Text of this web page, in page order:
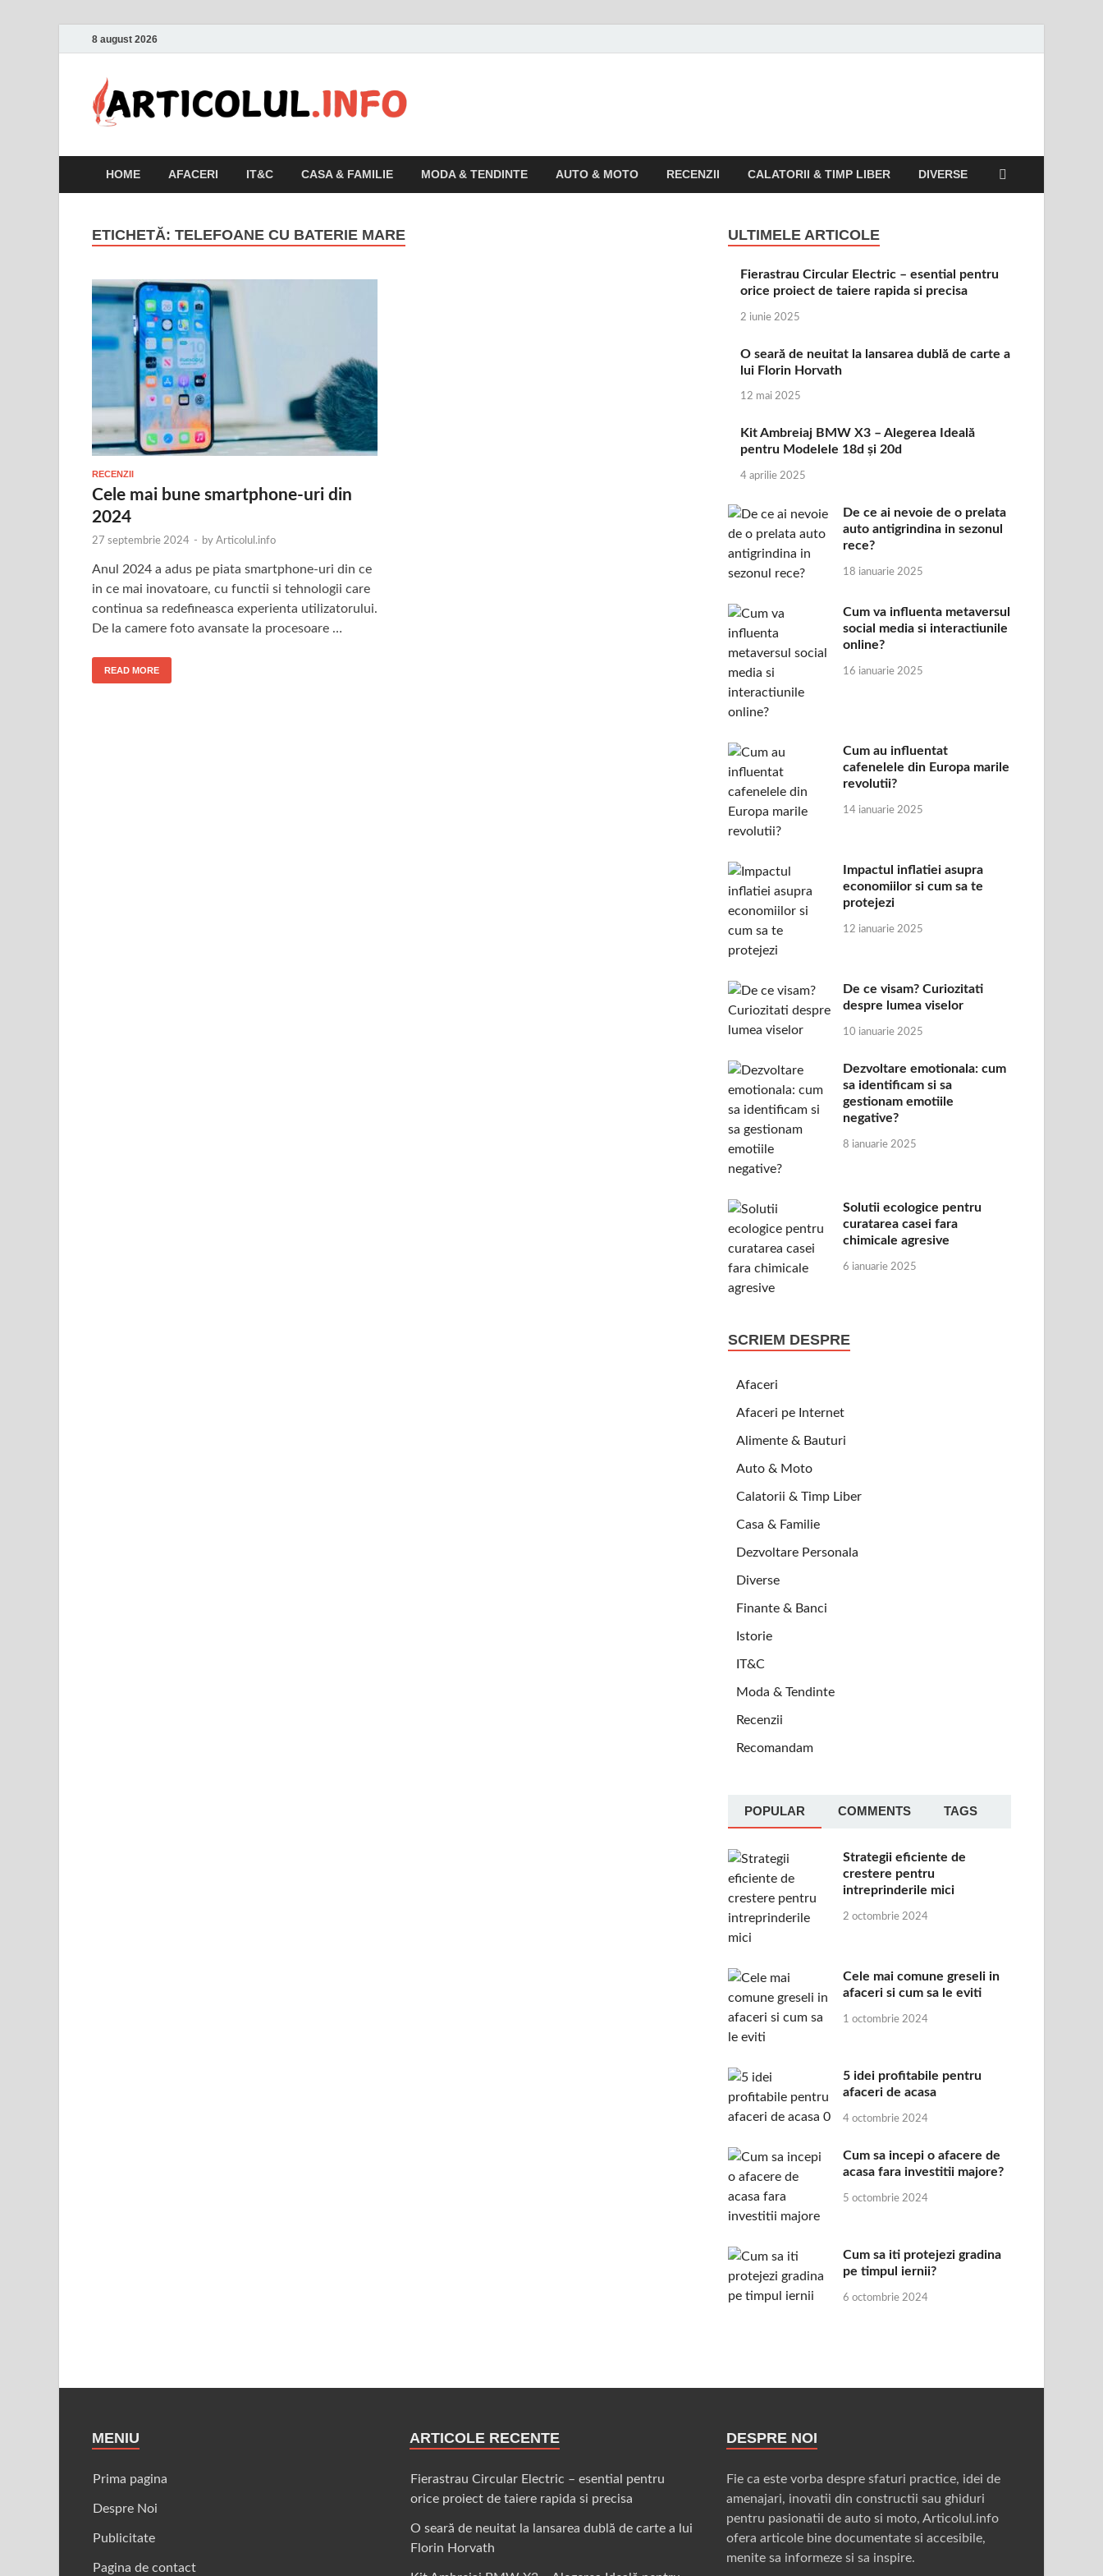
8 august 2026
HOME AFACERI IT&C CASA & FAMILIE MODA & TENDINTE AUTO & MOTO RECENZII CALATORII & TIMP LIBER DIVERSE
ETICHETĂ: TELEFOANE CU BATERIE MARE
RECENZII
Cele mai bune smartphone-uri din
2024
27 septembrie 2024 - by Articolul.info
Anul 2024 a adus pe piata smartphone-uri din ce
in ce mai inovatoare, cu functii si tehnologii care
continua sa redefineasca experienta utilizatorului.
De la camere foto avansate la procesoare …
READ MORE
ULTIMELE ARTICOLE
Fierastrau Circular Electric – esential pentru
orice proiect de taiere rapida si precisa
2 iunie 2025
O seară de neuitat la lansarea dublă de carte a
lui Florin Horvath
12 mai 2025
Kit Ambreiaj BMW X3 – Alegerea Ideală
pentru Modelele 18d și 20d
4 aprilie 2025
De ce ai nevoie de o prelata
auto antigrindina in sezonul
rece?
18 ianuarie 2025
Cum va influenta metaversul
social media si interactiunile
online?
16 ianuarie 2025
Cum au influentat
cafenelele din Europa marile
revolutii?
14 ianuarie 2025
Impactul inflatiei asupra
economiilor si cum sa te
protejezi
12 ianuarie 2025
De ce visam? Curiozitati
despre lumea viselor
10 ianuarie 2025
Dezvoltare emotionala: cum
sa identificam si sa
gestionam emotiile
negative?
8 ianuarie 2025
Solutii ecologice pentru
curatarea casei fara
chimicale agresive
6 ianuarie 2025
SCRIEM DESPRE
Afaceri
Afaceri pe Internet
Alimente & Bauturi
Auto & Moto
Calatorii & Timp Liber
Casa & Familie
Dezvoltare Personala
Diverse
Finante & Banci
Istorie
IT&C
Moda & Tendinte
Recenzii
Recomandam
POPULAR COMMENTS TAGS
Strategii eficiente de
crestere pentru
intreprinderile mici
2 octombrie 2024
Cele mai comune greseli in
afaceri si cum sa le eviti
1 octombrie 2024
5 idei profitabile pentru
afaceri de acasa
4 octombrie 2024
Cum sa incepi o afacere de
acasa fara investitii majore?
5 octombrie 2024
Cum sa iti protejezi gradina
pe timpul iernii?
6 octombrie 2024
MENIU
Prima pagina
Despre Noi
Publicitate
Pagina de contact
ARTICOLE RECENTE
Fierastrau Circular Electric – esential pentru
orice proiect de taiere rapida si precisa
O seară de neuitat la lansarea dublă de carte a lui
Florin Horvath
DESPRE NOI
Fie ca este vorba despre sfaturi practice, idei de
amenajari, inovatii din constructii sau ghiduri
pentru pasionatii de auto si moto, Articolul.info
ofera articole bine documentate si accesibile,
menite sa informeze si sa inspire.